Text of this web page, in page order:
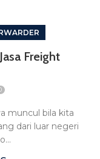
Freight
muncul bila kita
dari luar negeri